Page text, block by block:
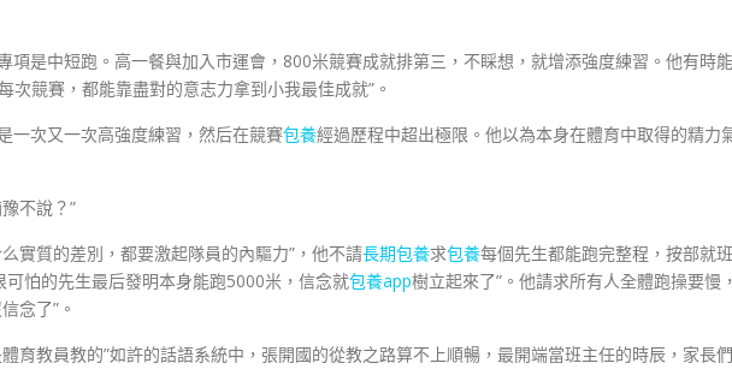
項是中短跑。高一餐與加入市運會，800米競賽成就排第三，不睬想，就增添強度練習。他有時能
次競賽，都能靠盡對的意志力拿到小我最佳成就”。
一次又一次高強度練習，然后在競賽包養經過歷程中超出極限。他以為本身在體育中取得的精力
不說？”
實質的差別，都要激起隊員的內驅力”，他不請長期包養求包養每個先生都能跑完整程，按部就班
可怕的先生最后發明本身能跑5000米，信念就包養app樹立起來了”。他請求所有人全體跑操要慢，
念了”。
育教員教的”如許的話語系統中，張開國的從教之路算不上順暢，最開端當班主任的時辰，家長們